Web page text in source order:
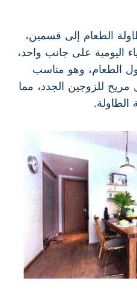
الطعام إلى قسمين،
اليومية على جانب واحد،
الطعام، وهو مناسب
للزوجين الجدد، مما